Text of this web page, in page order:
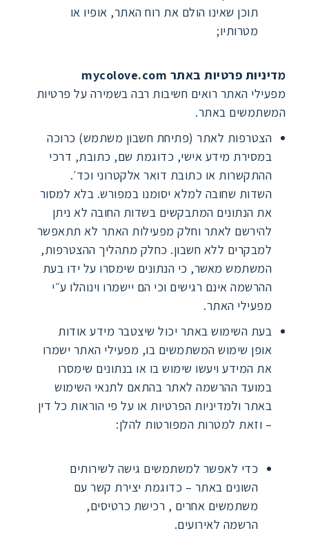
תוכן שאינו הולם את רוח האתר, אופיו או
מטרותיו;
מדיניות פרטיות באתר mycolove.com
מפעילי האתר רואים חשיבות רבה בשמירה על פרטיות
המשתמשים באתר.
הצטרפות לאתר (פתיחת חשבון משתמש) כרוכה
במסירת מידע אישי, כדוגמת שם, כתובת, דרכי
ההתקשרות או כתובת דואר אלקטרוני וכד׳.
השדות שחובה למלא יסומנו במפורש. בלא למסור
את הנתונים המתבקשים בשדות החובה לא ניתן
להירשם לאתר וחלק מפעילות האתר לא תתאפשר
למבקרים ללא חשבון. כחלק מתהליך ההצטרפות,
המשתמש מאשר, כי הנתונים שימסרו על ידו בעת
ההרשמה אינם רגישים וכי הם יישמרו וינוהלו ע״י
מפעילי האתר.
בעת השימוש באתר יכול שיצטבר מידע אודות
אופן שימוש המשתמשים בו, מפעילי האתר ישמרו
את המידע ויעשו שימוש בו או בנתונים שימסרו
במועד ההרשמה לאתר בהתאם לתנאי השימוש
באתר ולמדיניות הפרטיות או על פי הוראות כל דין
– וזאת למטרות המפורטות להלן:
כדי לאפשר למשתמשים גישה לשירותים
השונים באתר – כדוגמת יצירת קשר עם
משתמשים אחרים , רכישת כרטיסים,
הרשמה לאירועים.